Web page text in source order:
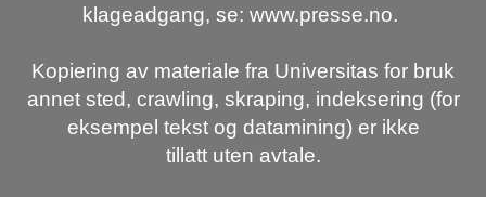
klageadgang, se: www.presse.no.
Kopiering av materiale fra Universitas for bruk
annet sted, crawling, skraping, indeksering (for
eksempel tekst og datamining) er ikke
tillatt uten avtale.